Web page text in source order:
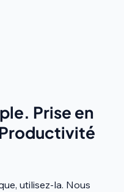
Prise en
utilisez-la. Nous